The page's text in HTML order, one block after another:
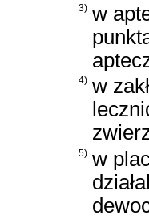
3) w
4) w
5) w